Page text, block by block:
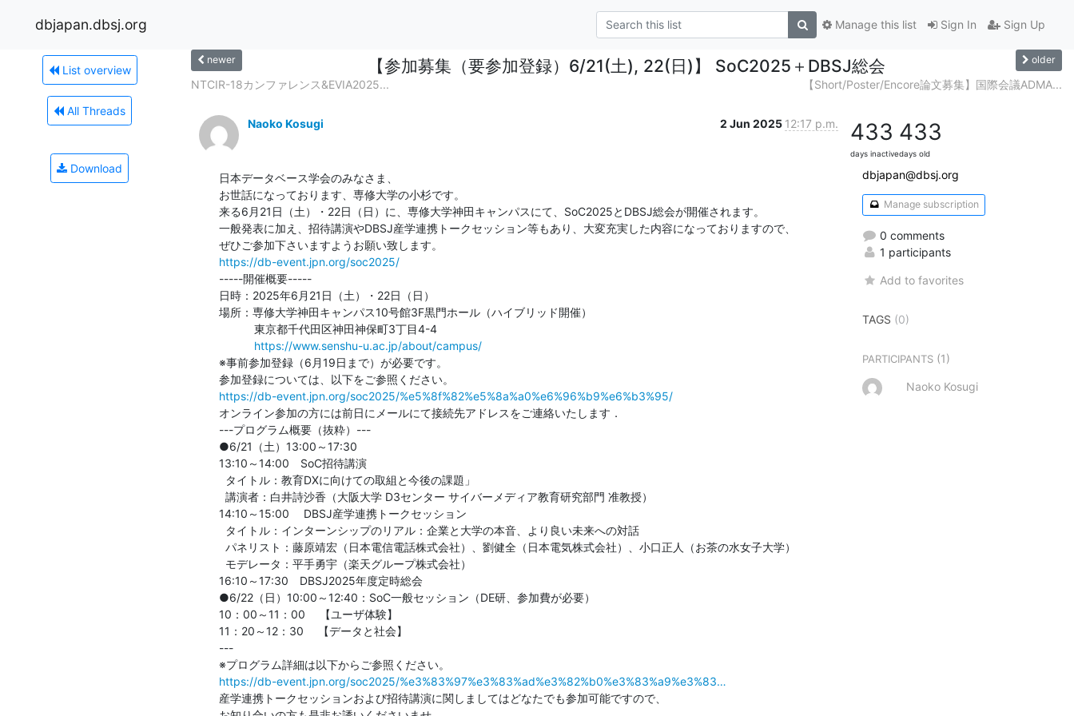
dbjapan.dbsj.org Sign In Sign Up
Manage this list
List overview
All Threads
Download
newer 【参加募集（要参加登録）6/21(土), 22(日)】 SoC2025＋DBSJ総会 older
NTCIR-18カンファレンス&EVIA2025... 【Short/Poster/Encore論文募集】国際会議ADMA...
Naoko Kosugi 2 Jun 2025 12:17 p.m.
日本データベース学会のみなさま、
お世話になっております、専修大学の小杉です。
来る6月21日（土）・22日（日）に、専修大学神田キャンパスにて、SoC2025とDBSJ総会が開催されます。
一般発表に加え、招待講演やDBSJ産学連携トークセッション等もあり、大変充実した内容になっておりますので、
https://db-event.jpn.org/soc2025/
-----開催概要-----
日時：2025年6月21日（土）・22日（日）
場所：専修大学神田キャンパス10号館3F黒門ホール（ハイブリッド開催）
https://www.senshu-u.ac.jp/about/campus/
※事前参加登録（6月19日まで）が必要です。
https://db-event.jpn.org/soc2025/%e5%8f%82%e5%8a%a0%e6%96%b9%e6%b3%95/
オンライン参加の方には前日にメールにて接続先アドレスをご連絡いたします．
---プログラム概要（抜粋）---
●6/21（土）13:00～17:30
13:10～14:00　SoC招待講演
14:10～15:00　 DBSJ産学連携トークセッション
16:10～17:30　DBSJ2025年度定時総会
●6/22（日）10:00～12:40：SoC一般セッション（DE研、参加費が必要）
10：00～11：00　 【ユーザ体験】
11：20～12：30　 【データと社会】
---
https://db-event.jpn.org/soc2025/%e3%83%97%e3%83%ad%e3%82%b0%e3%83%a9%e3%83…
産学連携トークセッションおよび招待講演に関しましてはどなたでも参加可能ですので、
433
days inactive
433
days old
dbjapan@dbsj.org
Manage subscription
0 comments
1 participants
Add to favorites
TAGS (0)
PARTICIPANTS (1)
Naoko Kosugi